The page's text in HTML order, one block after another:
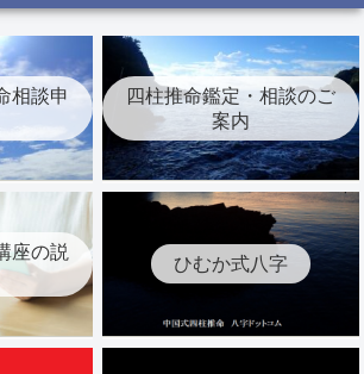
相談申
四柱推命鑑定・相談のご
案内
座の説
ひむか式八字